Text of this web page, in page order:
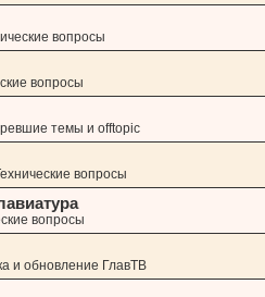
вопросы
вопросы
темы и offtopic
вопросы
вопросы
и обновление ГлавТВ